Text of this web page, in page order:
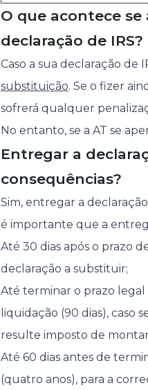
O que acontece
declaração de IRS?
Caso a sua declaração de
substituição. Se o fizer
sofrerá qualquer
No entanto, se a AT se
Entregar a
consequências?
Sim, entregar a
é importante que a
Até 30 dias após o prazo
declaração a substituir;
Até terminar o prazo legal
liquidação (90 dias), caso
resulte imposto de
Até 60 dias antes de
(quatro anos), para a